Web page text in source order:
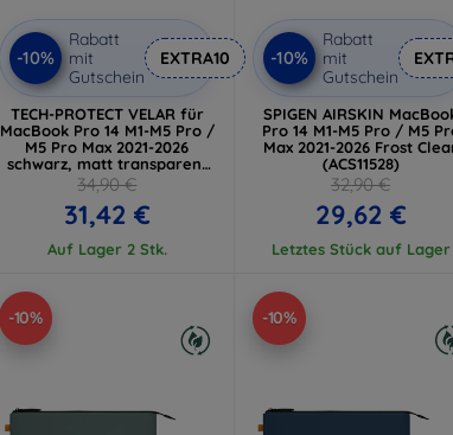
-10%
Rabatt
mit
Gutschein
EXTRA10
TECH-PROTECT VELAR für
MacBook Pro 14 M1-M5 Pro /
M5 Pro Max 2021-2026
schwarz, matt transparent
(5906302324514)
34,90 €
31,42 €
Auf Lager 2 Stk.
-10%
Rabatt
mit
Gutschein
SPIGEN AIRSKIN
Pro 14 M1-M5 Pro / M5
Max 2021-2026 Frost
(ACS11528)
32,90 €
29,62 €
Letztes Stück auf Lager
-10% -10%